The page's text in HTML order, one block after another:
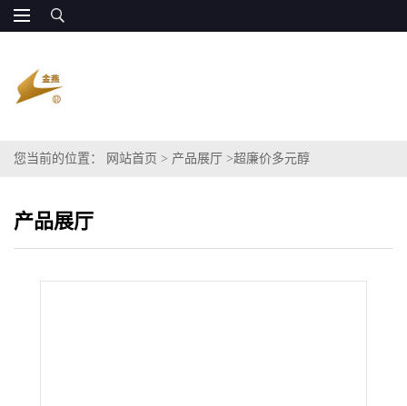
您当前的位置： 网站首页 > 产品展厅 >超廉价多元醇
产品展厅